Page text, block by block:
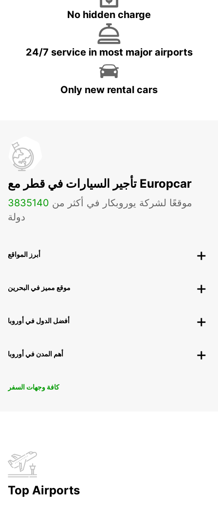
No hidden charge
24/7 service in most major airports
Only new rental cars
تأجير السيارات في قطر مع Europcar
3835 موقعًا لشركة يوروبكار في أكثر من 140
دولة
أبرز المواقع
موقع مميز في البحرين
أفضل الدول في أوروبا
أهم المدن في أوروبا
كافة وجهات السفر
Top Airports